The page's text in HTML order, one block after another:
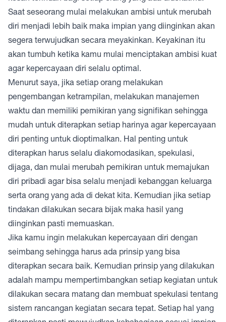
Saat seseorang mulai melakukan ambisi untuk merubah
diri menjadi lebih baik maka impian yang diinginkan akan
segera terwujudkan secara meyakinkan. Keyakinan itu
akan tumbuh ketika kamu mulai menciptakan ambisi kuat
agar kepercayaan diri selalu optimal.
Menurut saya, jika setiap orang melakukan
pengembangan ketrampilan, melakukan manajemen
waktu dan memiliki pemikiran yang signifikan sehingga
mudah untuk diterapkan setiap harinya agar kepercayaan
diri penting untuk dioptimalkan. Hal penting untuk
diterapkan harus selalu diakomodasikan, spekulasi,
dijaga, dan mulai merubah pemikiran untuk memajukan
diri pribadi agar bisa selalu menjadi kebanggan keluarga
serta orang yang ada di dekat kita. Kemudian jika setiap
tindakan dilakukan secara bijak maka hasil yang
diinginkan pasti memuaskan.
Jika kamu ingin melakukan kepercayaan diri dengan
seimbang sehingga harus ada prinsip yang bisa
diterapkan secara baik. Kemudian prinsip yang dilakukan
adalah mampu mempertimbangkan setiap kegiatan untuk
dilakukan secara matang dan membuat spekulasi tentang
sistem rancangan kegiatan secara tepat. Setiap hal yang